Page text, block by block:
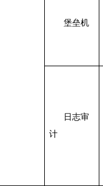
堡垒机
日志审
计